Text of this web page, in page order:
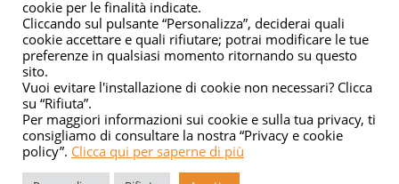
Copyright © 2026 - Ente Bilaterale del Turismo Puglia - C.F.
cookie per le finalità indicate.
Cliccando sul pulsante “Personalizza”, deciderai quali
cookie accettare e quali rifiutare; potrai modificare le tue
preferenze in qualsiasi momento ritornando su questo
sito.
Vuoi evitare l'installazione di cookie non necessari? Clicca
su “Rifiuta”.
Per maggiori informazioni sui cookie e sulla tua privacy, ti
consigliamo di consultare la nostra “Privacy e cookie
policy”. Clicca qui per saperne di più